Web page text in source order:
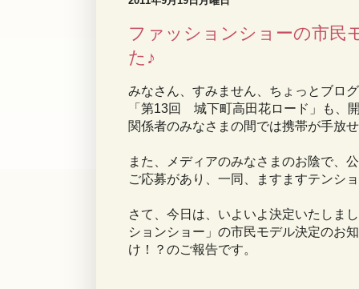
ファッションショーの市民
た♪
みなさん、すみません、ちょっとブロ
「第13回 城下町高田花ロード」も、
関係者のみなさまの間では携帯が手放
また、メディアのみなさまのお陰で、
ご応募があり、一同、ますますテンシ
さて、今日は、いよいよ決定いたしま
ションショー」の市民モデル決定のお
け！？のご報告です。